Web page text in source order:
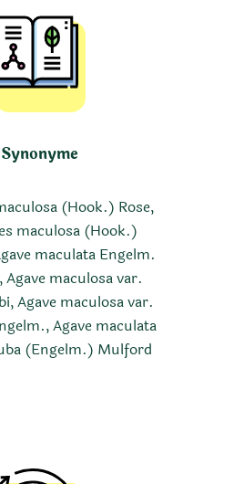
Synonyme
(Hook.) Rose,
maculosa (Hook.)
maculata Engelm.
Agave maculosa var.
Agave maculosa var.
Agave maculata
(Engelm.) Mulford